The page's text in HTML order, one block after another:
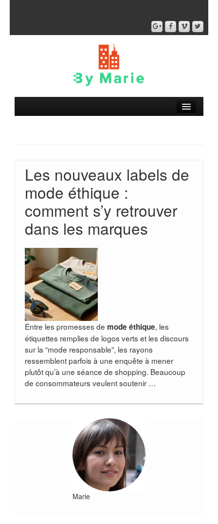
Les nouveaux labels de
mode éthique :
comment s’y retrouver
dans les marques
Entre les promesses de mode éthique, les
étiquettes remplies de logos verts et les discours
sur la “mode responsable”, les rayons
ressemblent parfois à une enquête à mener
plutôt qu’à une séance de shopping. Beaucoup
de consommateurs veulent soutenir …
Marie